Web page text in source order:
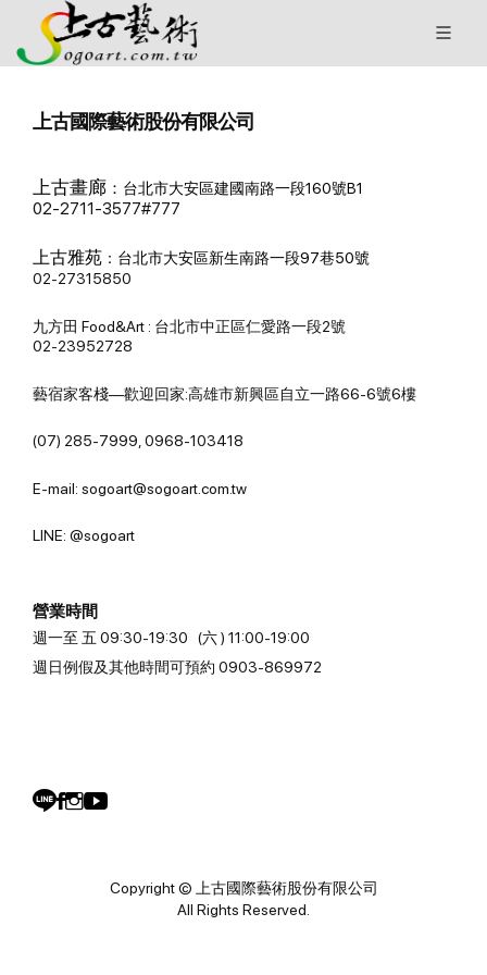
上古國際藝術股份有限公司
上古畫廊 ： 台北市大安區建國南路一段160號B1
02-2711-3577#777
上古雅苑 ： 台北市大安區新生南路一段97巷50號
02-27315850
九方田 Food&Art : 台北市中正區仁愛路一段2號
02-23952728
藝宿家客棧—歡迎回家:高雄市新興區自立一路66-6號6樓
(07) 285-7999, 0968-103418
E-mail: sogoart@sogoart.com.tw
LINE: @sogoart
營業時間
週一至 五 09:30-19:30 (六 ) 11:00-19:00
週日例假及其他時間可預約 0903-869972
Copyright © 上古國際藝術股份有限公司
All Rights Reserved.